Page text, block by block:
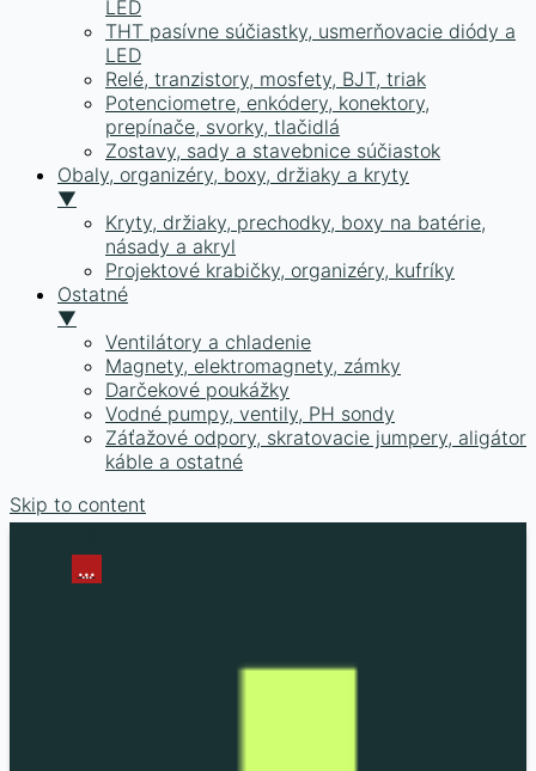
LED
THT pasívne súčiastky, usmerňovacie diódy a
LED
Relé, tranzistory, mosfety, BJT, triak
Potenciometre, enkódery, konektory,
prepínače, svorky, tlačidlá
Zostavy, sady a stavebnice súčiastok
Obaly, organizéry, boxy, držiaky a kryty
▼
Kryty, držiaky, prechodky, boxy na batérie,
násady a akryl
Projektové krabičky, organizéry, kufríky
Ostatné
▼
Ventilátory a chladenie
Magnety, elektromagnety, zámky
Darčekové poukážky
Vodné pumpy, ventily, PH sondy
Záťažové odpory, skratovacie jumpery, aligátor
káble a ostatné
Skip to content
...
...